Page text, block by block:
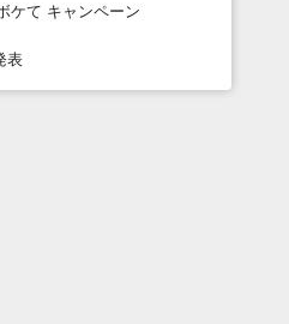
ケて キャンペーン
表